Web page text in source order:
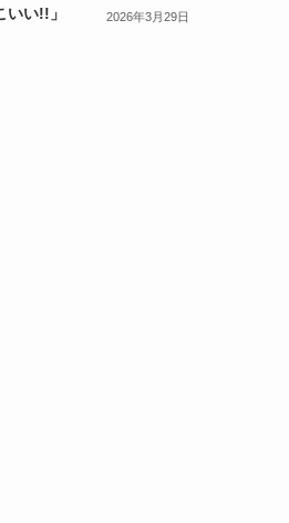
いい!!」
2026年3月29日